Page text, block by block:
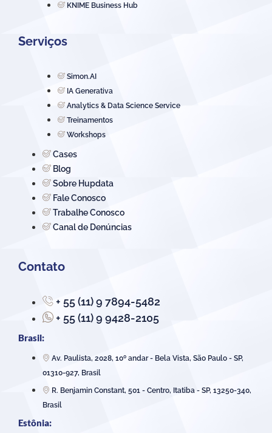
KNIME Business Hub
Serviços
Simon.AI
IA Generativa
Analytics & Data Science Service
Treinamentos
Workshops
Cases
Blog
Sobre Hupdata
Fale Conosco
Trabalhe Conosco
Canal de Denúncias
Contato
+ 55 (11) 9 7894-5482
+ 55 (11) 9 9428-2105
Brasil:
Av. Paulista, 2028, 10º andar - Bela Vista, São Paulo - SP,
01310-927, Brasil
R. Benjamin Constant, 501 - Centro, Itatiba - SP, 13250-340,
Brasil
Estônia: